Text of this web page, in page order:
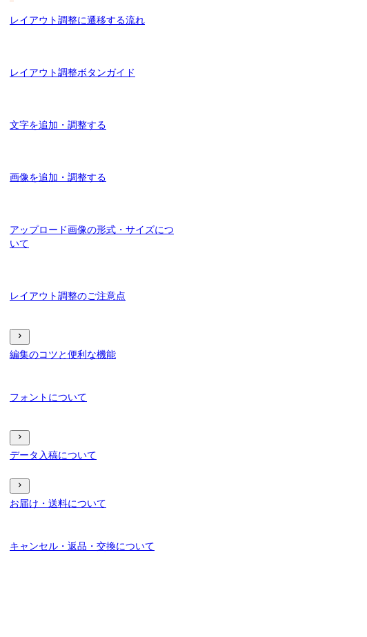
レイアウト調整に遷移する流れ
レイアウト調整ボタンガイド
文字を追加・調整する
画像を追加・調整する
アップロード画像の形式・サイズにつ
いて
レイアウト調整のご注意点
編集のコツと便利な機能
フォントについて
データ入稿について
お届け・送料について
キャンセル・返品・交換について